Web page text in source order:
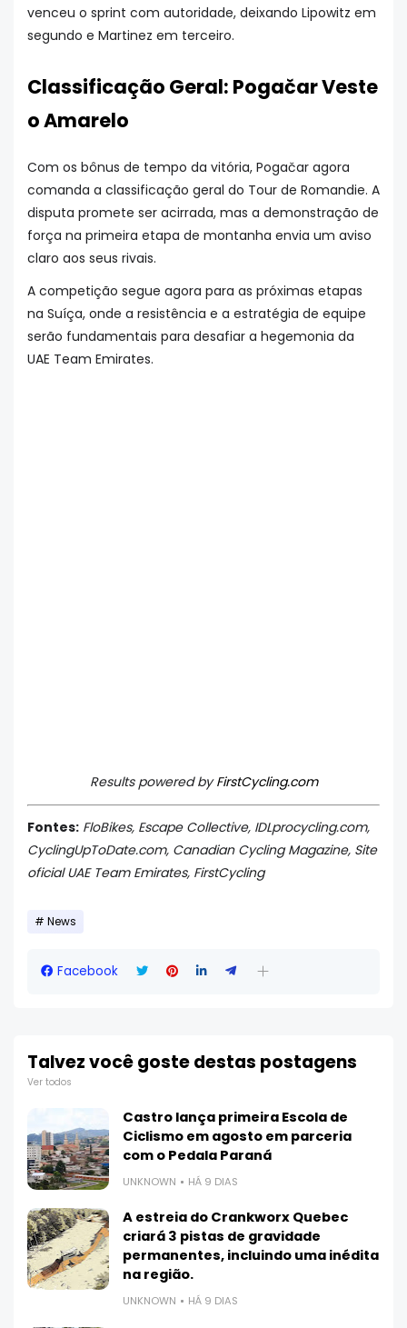
venceu o sprint com autoridade, deixando Lipowitz em
segundo e Martinez em terceiro.
Classificação Geral: Pogačar Veste
o Amarelo
Com os bônus de tempo da vitória, Pogačar agora
comanda a classificação geral do Tour de Romandie. A
disputa promete ser acirrada, mas a demonstração de
força na primeira etapa de montanha envia um aviso
claro aos seus rivais.
A competição segue agora para as próximas etapas
na Suíça, onde a resistência e a estratégia de equipe
serão fundamentais para desafiar a hegemonia da
UAE Team Emirates.
Results powered byFirstCycling.com
Fontes: FloBikes, Escape Collective, IDLprocycling.com,
CyclingUpToDate.com, Canadian Cycling Magazine, Site
oficial UAE Team Emirates, FirstCycling
News
Facebook
Talvez você goste destas postagens
Ver todos
Castro lança primeira Escola de
Ciclismo em agosto em parceria
com o Pedala Paraná
UNKNOWN HÁ 9 DIAS
A estreia do Crankworx Quebec
criará 3 pistas de gravidade
permanentes, incluindo uma inédita
na região.
UNKNOWN HÁ 9 DIAS